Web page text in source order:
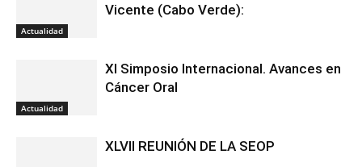
Actualidad
Vicente (Cabo Verde):
Actualidad
XI Simposio Internacional. Avances en
Cáncer Oral
XLVII REUNIÓN DE LA SEOP